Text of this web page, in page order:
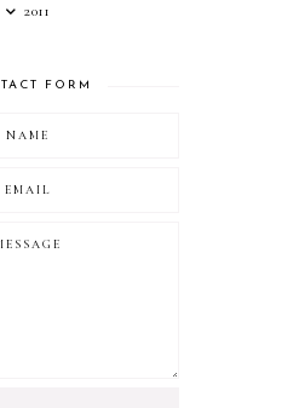
2011
FORM